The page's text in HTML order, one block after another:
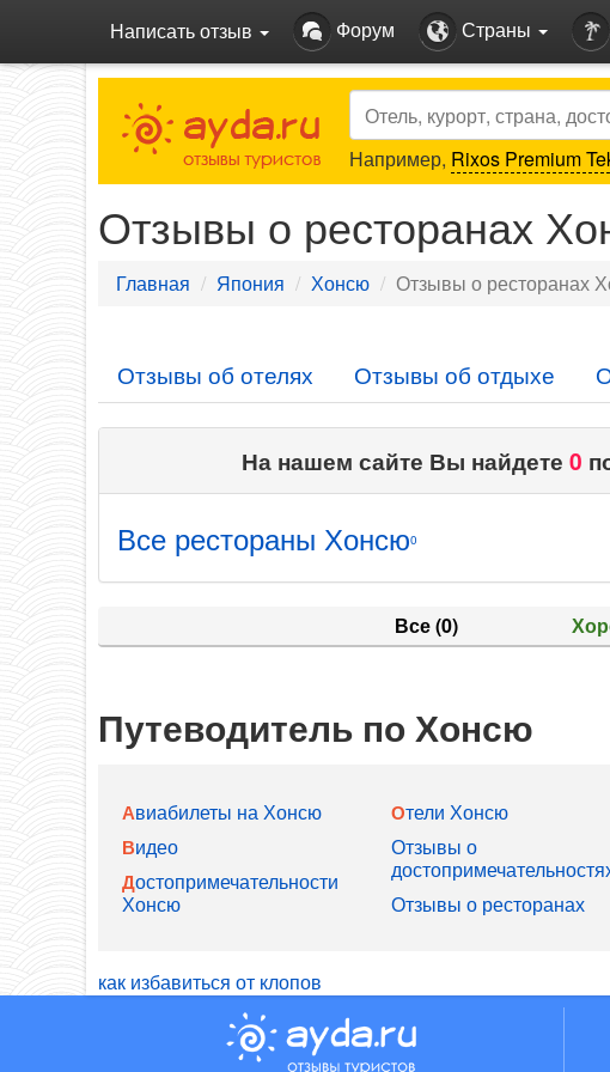
Написать отзыв Форум Страны
Search
Например, Rixos Premium
Отзывы о ресторанах
Главная Япония Хонсю Отзывы о ресторанах
Отзывы об отелях Отзывы об отдыхе
На нашем сайте Вы найдете 0
Все рестораны Хонсю0
Все(0)
Путеводитель по Хонсю
Авиабилеты на Хонсю
Видео
Достопримечательности
Хонсю
Отели Хонсю
Отзывы о
Отзывы о ресторанах
как избавиться от клопов